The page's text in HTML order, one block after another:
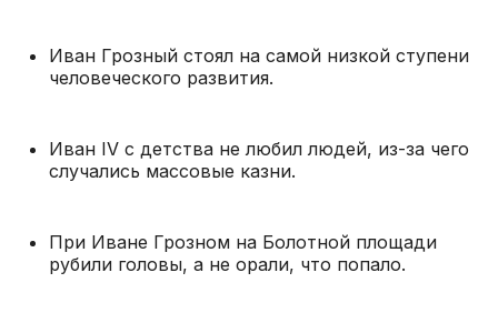
Иван Грозный стоял на самой низкой ступени
человеческого развития.
Иван IV с детства не любил людей, из-за чего
случались массовые казни.
При Иване Грозном на Болотной площади
рубили головы, а не орали, что попало.